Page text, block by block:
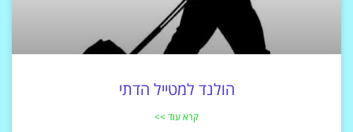
הולנד למטייל הדתי
קרא עוד >>